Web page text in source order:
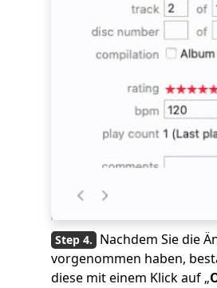
Nachdem Sie die
vorgenommen haben,
diese mit einem Klick auf „